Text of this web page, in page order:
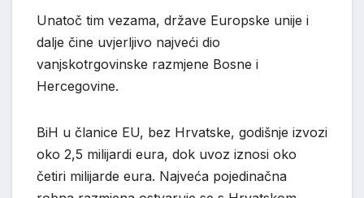
Unatoč tim vezama, države Europske unije i
dalje čine uvjerljivo najveći dio
vanjskotrgovinske razmjene Bosne i
Hercegovine.
BiH u članice EU, bez Hrvatske, godišnje izvozi
oko 2,5 milijardi eura, dok uvoz iznosi oko
četiri milijarde eura. Najveća pojedinačna